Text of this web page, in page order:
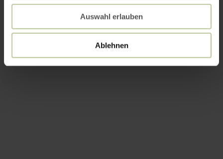
Auswahl erlauben
Ablehnen